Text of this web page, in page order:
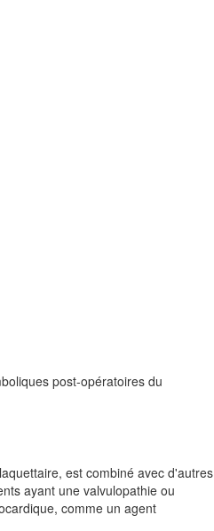
post-opératoires du
est combiné avec d'autres
ayant une valvulopathie ou
comme un agent